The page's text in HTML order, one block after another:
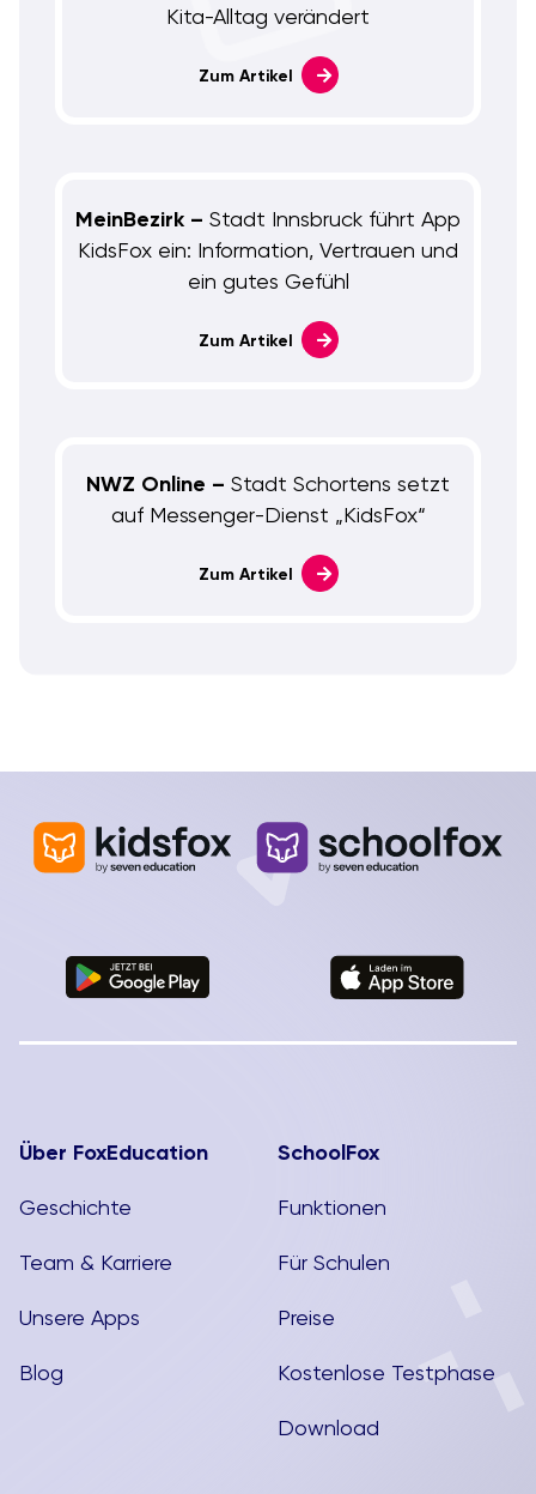
Kita-Alltag verändert
Zum Artikel
MeinBezirk – Stadt Innsbruck führt App
KidsFox ein: Information, Vertrauen und
ein gutes Gefühl
Zum Artikel
NWZ Online – Stadt Schortens setzt
auf Messenger-Dienst „KidsFox“
Zum Artikel
Über FoxEducation
Geschichte
Team & Karriere
Unsere Apps
Blog
SchoolFox
Funktionen
Für Schulen
Preise
Kostenlose Testphase
Download